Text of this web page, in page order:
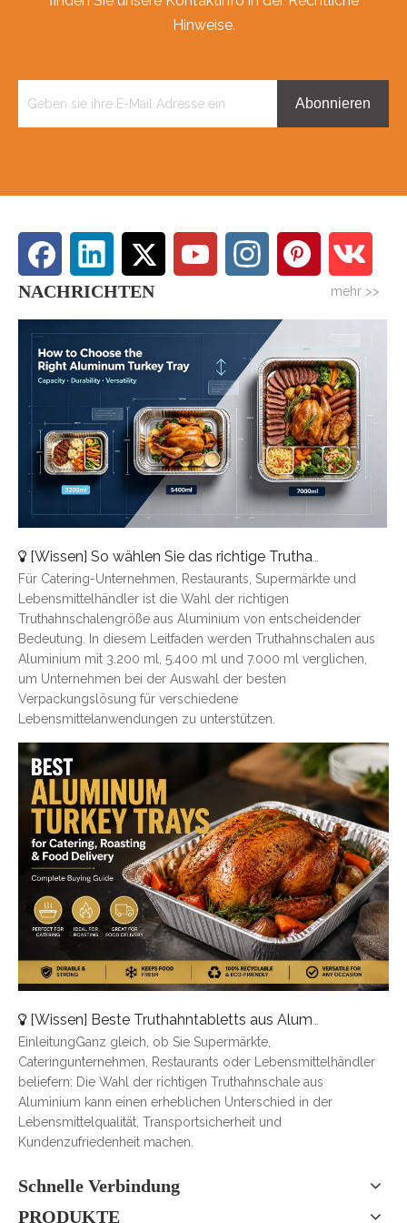
Hinweise.
Abonnieren
NACHRICHTEN mehr >>
[Wissen] So wählen Sie das richtige Truthahntablett aus Aluminium aus: Eine vollständige Größenübersicht
Für Catering-Unternehmen, Restaurants, Supermärkte und
Lebensmittelhändler ist die Wahl der richtigen
Truthahnschalengröße aus Aluminium von entscheidender
Bedeutung. In diesem Leitfaden werden Truthahnschalen aus
Aluminium mit 3.200 ml, 5.400 ml und 7.000 ml verglichen,
um Unternehmen bei der Auswahl der besten
Verpackungslösung für verschiedene
Lebensmittelanwendungen zu unterstützen.
[Wissen] Beste Truthahntabletts aus Aluminium für Catering, Braten und Essenslieferung
EinleitungGanz gleich, ob Sie Supermärkte,
Cateringunternehmen, Restaurants oder Lebensmittelhändler
beliefern: Die Wahl der richtigen Truthahnschale aus
Aluminium kann einen erheblichen Unterschied in der
Lebensmittelqualität, Transportsicherheit und
Kundenzufriedenheit machen.
Schnelle Verbindung
PRODUKTE